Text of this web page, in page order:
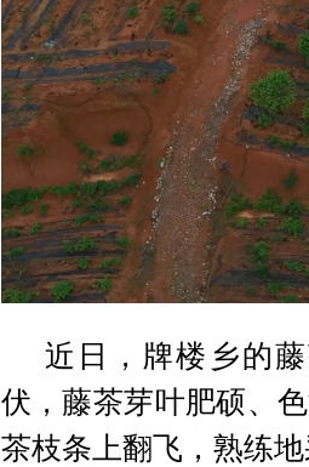
近日，牌楼乡的
伏，藤茶芽叶肥硕、
茶枝条上翻飞，熟练